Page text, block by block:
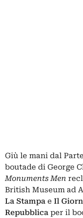
Giù le mani dal
boutade di George
Monuments Men
British Museum ad
La Stampa e Il
Repubblica per il